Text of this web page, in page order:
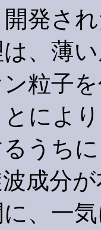
発さ
、薄
粒子
によ
うち
成分
、一